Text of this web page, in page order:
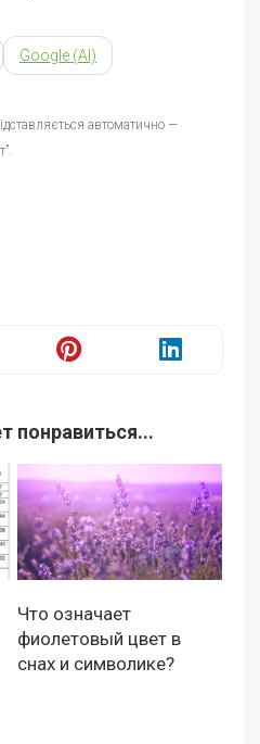
Google (AI)
автоматично —
понравиться...
Что означает
фиолетовый цвет в
снах и символике?